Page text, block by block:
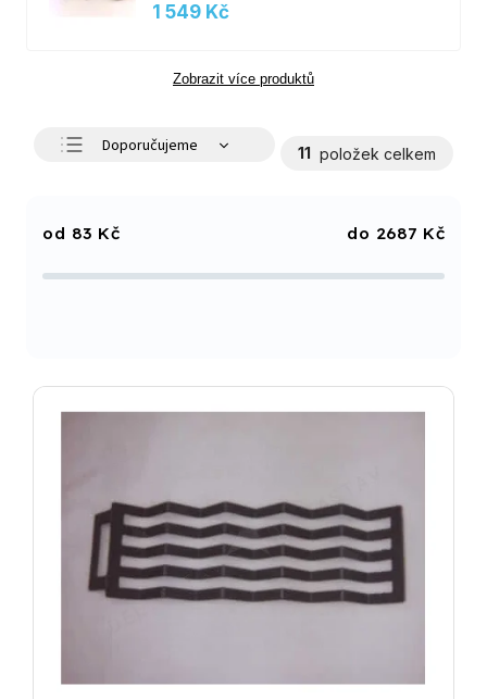
1 549 Kč
Zobrazit více produktů
Doporučujeme
Abecedně
11 položek celkem
83 Kč 2687 Kč